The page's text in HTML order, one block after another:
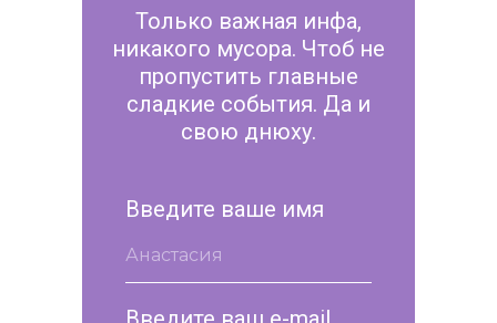
Только важная инфа,
никакого мусора. Чтоб не
пропустить главные
сладкие события. Да и
свою днюху.
Введите ваше имя